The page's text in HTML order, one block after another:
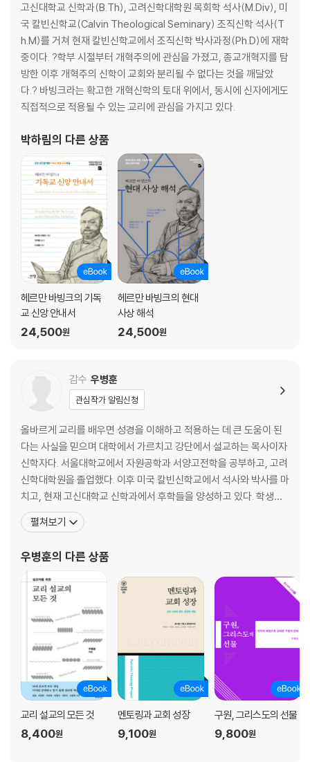
고신대학교 신학과(B.Th), 고려신학대학원 목회학 석사(M.Div), 미
국 칼빈신학교(Calvin Theological Seminary) 조직신학 석사(T
h.M)를 거쳐 현재 칼빈신학교에서 조직신학 박사과정(Ph.D)에 재학
중이다. ?학부 시절부터 개혁주의에 관심을 가졌고, 종교개혁지를 탐
방한 이후 개혁주의 신학이 교회와 분리될 수 없다는 것을 깨달았
다.? 바빙크라는 확고한 개혁신학의 토대 위에서, 동시에 신자에게도
직접적으로 적용될 수 있는 교리에 관심을 가지고 있다.
박하림의 다른 상품
헤르만 바빙크의 기독
교 신앙 안내서
24,500원
헤르만 바빙크의 현대
사상 해석
24,500원
감수 우병훈
관심작가 알림신청
올바르게 교리를 배우면 성경을 이해하고 적용하는 데 큰 도움이 된
다는 사실을 믿으며 대학에서 가르치고 강단에서 설교하는 목사이자
신학자다. 서울대학교에서 자원공학과 서양고전학을 공부하고, 고려
신학대학원을 졸업했다. 이후 미국 칼빈신학교에서 석사와 박사를 마
치고, 현재 고신대학교 신학과에서 후학들을 양성하고 있다. 학생들
과 성경과 기독교 고전을 헬라어, 라틴어, 영어, 독일어 원전으로 읽
으면서 많은 대화들을 나눈다. 커피 사랑이 특별하여, 가는 곳마다 핸
접하길 즐긴다. 저서로 『처음 만나는 루터』, 『기독교 윤리
펼쳐보기
우병훈의 다른 상품
교리 설교의 모든 것
8,400원
멘토링과 교회 성장
9,100원
구원, 그리스도의 선물
9,800원